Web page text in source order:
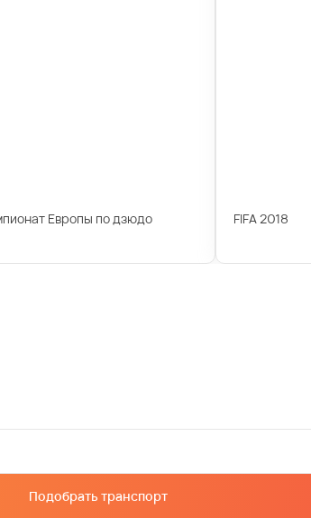
Европы по дзюдо FIFA 2018
Подобрать транспорт